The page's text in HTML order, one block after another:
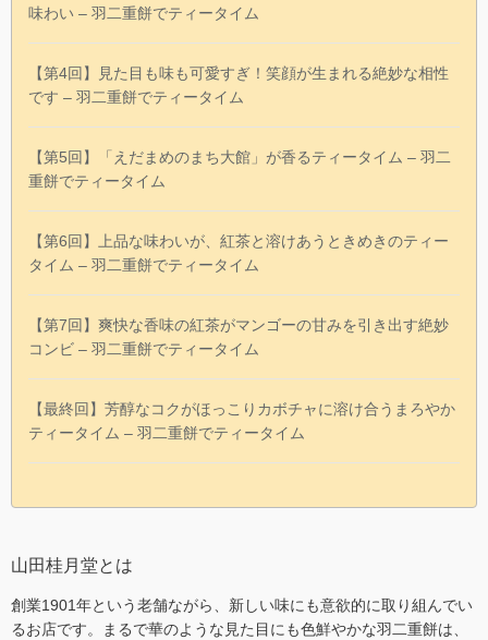
味わい – 羽二重餅でティータイム
【第4回】見た目も味も可愛すぎ！笑顔が生まれる絶妙な相性
です – 羽二重餅でティータイム
【第5回】「えだまめのまち大館」が香るティータイム – 羽二
重餅でティータイム
【第6回】上品な味わいが、紅茶と溶けあうときめきのティー
タイム – 羽二重餅でティータイム
【第7回】爽快な香味の紅茶がマンゴーの甘みを引き出す絶妙
コンビ – 羽二重餅でティータイム
【最終回】芳醇なコクがほっこりカボチャに溶け合うまろやか
ティータイム – 羽二重餅でティータイム
山田桂月堂とは
創業1901年という老舗ながら、新しい味にも意欲的に取り組んでい
るお店です。まるで華のような見た目にも色鮮やかな羽二重餅は、